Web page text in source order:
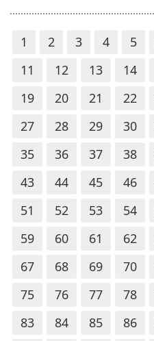
1 2 3 4 5
11
12 13 14
19
20 21 22
27
28 29 30
35
36 37 38
43
44 45 46
51
52 53 54
59
60 61 62
67
68 69 70
75
76 77 78
83
84 85 86